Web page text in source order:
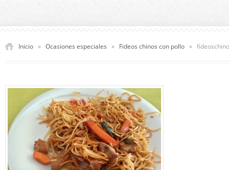
Inicio » Ocasiones especiales » Fideos chinos con pollo »